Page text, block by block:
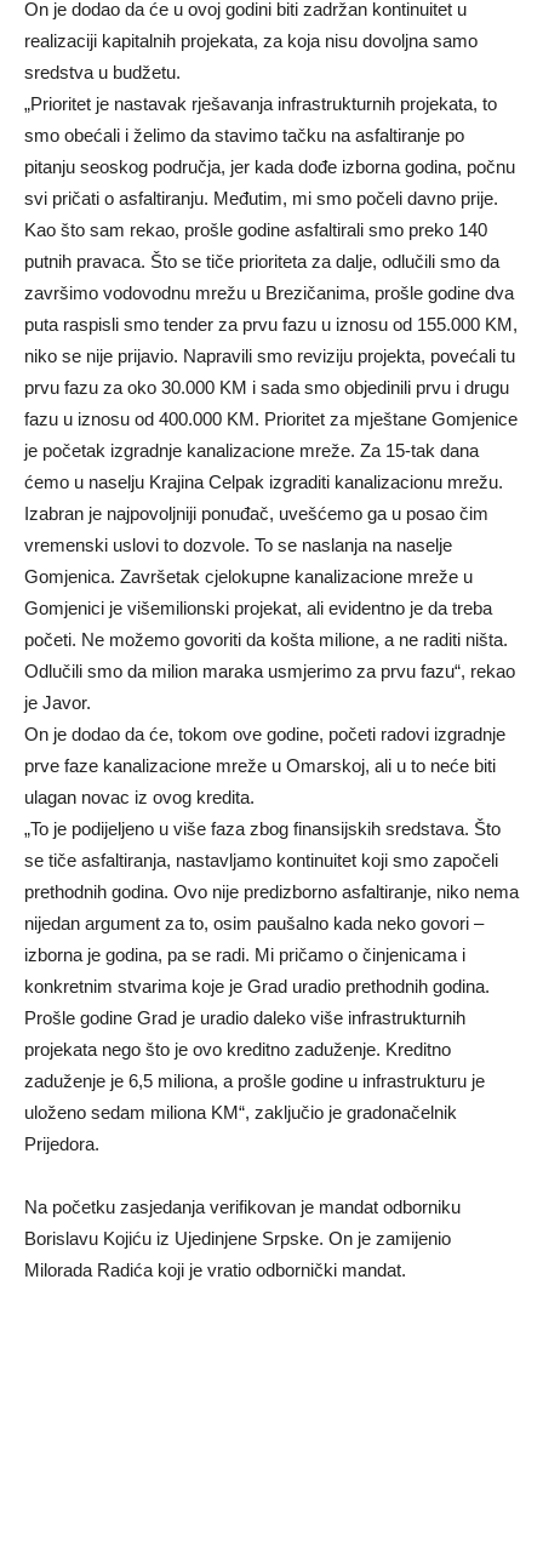
On je dodao da će u ovoj godini biti zadržan kontinuitet u
realizaciji kapitalnih projekata, za koja nisu dovoljna samo
sredstva u budžetu.
„Prioritet je nastavak rješavanja infrastrukturnih projekata, to
smo obećali i želimo da stavimo tačku na asfaltiranje po
pitanju seoskog područja, jer kada dođe izborna godina, počnu
svi pričati o asfaltiranju. Međutim, mi smo počeli davno prije.
Kao što sam rekao, prošle godine asfaltirali smo preko 140
putnih pravaca. Što se tiče prioriteta za dalje, odlučili smo da
završimo vodovodnu mrežu u Brezičanima, prošle godine dva
puta raspisli smo tender za prvu fazu u iznosu od 155.000 KM,
niko se nije prijavio. Napravili smo reviziju projekta, povećali tu
prvu fazu za oko 30.000 KM i sada smo objedinili prvu i drugu
fazu u iznosu od 400.000 KM. Prioritet za mještane Gomjenice
je početak izgradnje kanalizacione mreže. Za 15-tak dana
ćemo u naselju Krajina Celpak izgraditi kanalizacionu mrežu.
Izabran je najpovoljniji ponuđač, uvešćemo ga u posao čim
vremenski uslovi to dozvole. To se naslanja na naselje
Gomjenica. Završetak cjelokupne kanalizacione mreže u
Gomjenici je višemilionski projekat, ali evidentno je da treba
početi. Ne možemo govoriti da košta milione, a ne raditi ništa.
Odlučili smo da milion maraka usmjerimo za prvu fazu“, rekao
je Javor.
On je dodao da će, tokom ove godine, početi radovi izgradnje
prve faze kanalizacione mreže u Omarskoj, ali u to neće biti
ulagan novac iz ovog kredita.
„To je podijeljeno u više faza zbog finansijskih sredstava. Što
se tiče asfaltiranja, nastavljamo kontinuitet koji smo započeli
prethodnih godina. Ovo nije predizborno asfaltiranje, niko nema
nijedan argument za to, osim paušalno kada neko govori –
izborna je godina, pa se radi. Mi pričamo o činjenicama i
konkretnim stvarima koje je Grad uradio prethodnih godina.
Prošle godine Grad je uradio daleko više infrastrukturnih
projekata nego što je ovo kreditno zaduženje. Kreditno
zaduženje je 6,5 miliona, a prošle godine u infrastrukturu je
uloženo sedam miliona KM“, zaključio je gradonačelnik
Prijedora.
Na početku zasjedanja verifikovan je mandat odborniku
Borislavu Kojiću iz Ujedinjene Srpske. On je zamijenio
Milorada Radića koji je vratio odbornički mandat.